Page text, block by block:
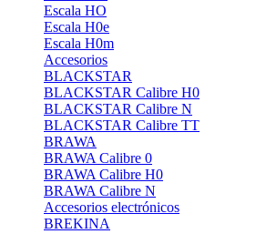
Escala HO
Escala H0e
Escala H0m
Accesorios
BLACKSTAR
BLACKSTAR Calibre H0
BLACKSTAR Calibre N
BLACKSTAR Calibre TT
BRAWA
BRAWA Calibre 0
BRAWA Calibre H0
BRAWA Calibre N
Accesorios electrónicos
BREKINA